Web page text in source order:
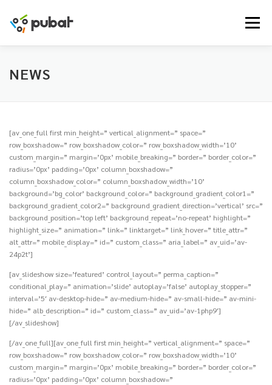
content
Menu
NEWS
[av_one_full first min_height=” vertical_alignment=” space=”
row_boxshadow=” row_boxshadow_color=” row_boxshadow_width=’10’
custom_margin=” margin=’0px’ mobile_breaking=” border=” border_color=”
radius=’0px’ padding=’0px’ column_boxshadow=”
column_boxshadow_color=” column_boxshadow_width=’10’
background=’bg_color’ background_color=” background_gradient_color1=”
background_gradient_color2=” background_gradient_direction=’vertical’ src=”
background_position=’top left’ background_repeat=’no-repeat’ highlight=”
highlight_size=” animation=” link=” linktarget=” link_hover=” title_attr=”
alt_attr=” mobile_display=” id=” custom_class=” aria_label=” av_uid=’av-
24p2t’]
[av_slideshow size=’featured’ control_layout=” perma_caption=”
conditional_play=” animation=’slide’ autoplay=’false’ autoplay_stopper=”
interval=’5′ av-desktop-hide=” av-medium-hide=” av-small-hide=” av-mini-
hide=” alb_description=” id=” custom_class=” av_uid=’av-1php9′]
[/av_slideshow]
[/av_one_full][av_one_full first min_height=” vertical_alignment=” space=”
row_boxshadow=” row_boxshadow_color=” row_boxshadow_width=’10’
custom_margin=” margin=’0px’ mobile_breaking=” border=” border_color=”
radius=’0px’ padding=’0px’ column_boxshadow=”